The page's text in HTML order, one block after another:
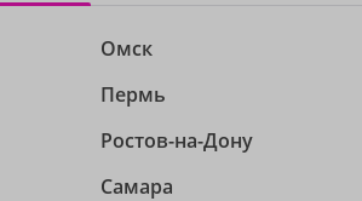
Омск
Пермь
Ростов-на-Дону
Самара